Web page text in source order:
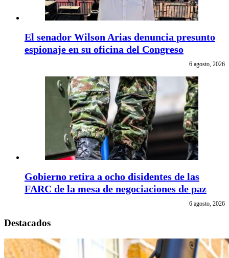
El senador Wilson Arias denuncia presunto
espionaje en su oficina del Congreso
6 agosto, 2026
Gobierno retira a ocho disidentes de las
FARC de la mesa de negociaciones de paz
6 agosto, 2026
Destacados